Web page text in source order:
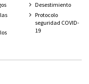
Desestimiento
Protocolo
seguridad COVID-
19